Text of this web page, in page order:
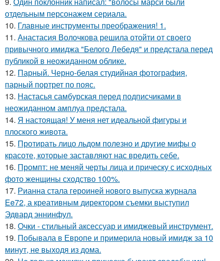
отдельным персонажем сериала.
10. Главные инструменты преображения! 1.
11. Анастасия Волочкова решила отойти от своего
привычного имиджа "Белого Лебедя" и предстала перед
публикой в неожиданном облике.
12. Парный. Черно-белая студийная фотография,
парный портрет по пояс.
13. Настасья самбурская перед подписчиками в
неожиданном амплуа предстала.
14. Я настоящая! У меня нет идеальной фигуры и
плоского живота.
15. Протирать лицо льдом полезно и другие мифы о
красоте, которые заставляют нас вредить себе.
16. Промпт: не меняй черты лица и прическу с исходных
фото женщины сходство 100%.
17. Рианна стала героиней нового выпуска журнала
Ee72, а креативным директором съемки выступил
Эдвард эннинфул.
18. Очки - стильный аксессуар и имиджевый инструмент.
19. Побывала в Европе и примерила новый имидж за 10
минут, не выходя из дома.